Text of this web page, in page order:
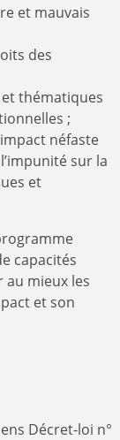
et mauvais
des
thématiques
;
néfaste
sur la
et
capacités
au mieux les
et son
Décret-loi n°